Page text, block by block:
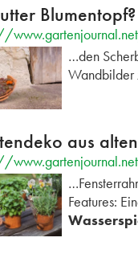
…den
aus
Features: